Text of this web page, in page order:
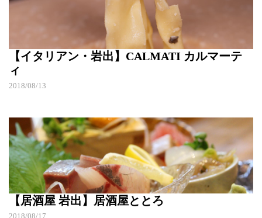
【イタリアン・岩出】CALMATI カルマーテ
ィ
2018/08/13
【居酒屋 岩出】居酒屋ととろ
2018/08/17